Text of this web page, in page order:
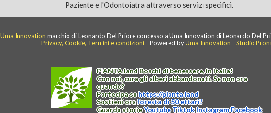
Paziente e l'Odontoiatra attraverso servizi specifici.
Uma Innovation marchio di Leonardo Del Priore concesso a Uma Innovation di Leonardo Del
Privacy, Cookie, Termini e condizioni- Powered byUma Innovation - Studio
PIANTA.landBoschi di benessere, in Italia!
Con noi, cura gli alberi abbandonati. Se non ora
quando?
Partecipa suhttps://pianta.land
Sostieni oraforesta di 50 ettari!
Guarda storieYoutubeTiktokInstagramFacebook